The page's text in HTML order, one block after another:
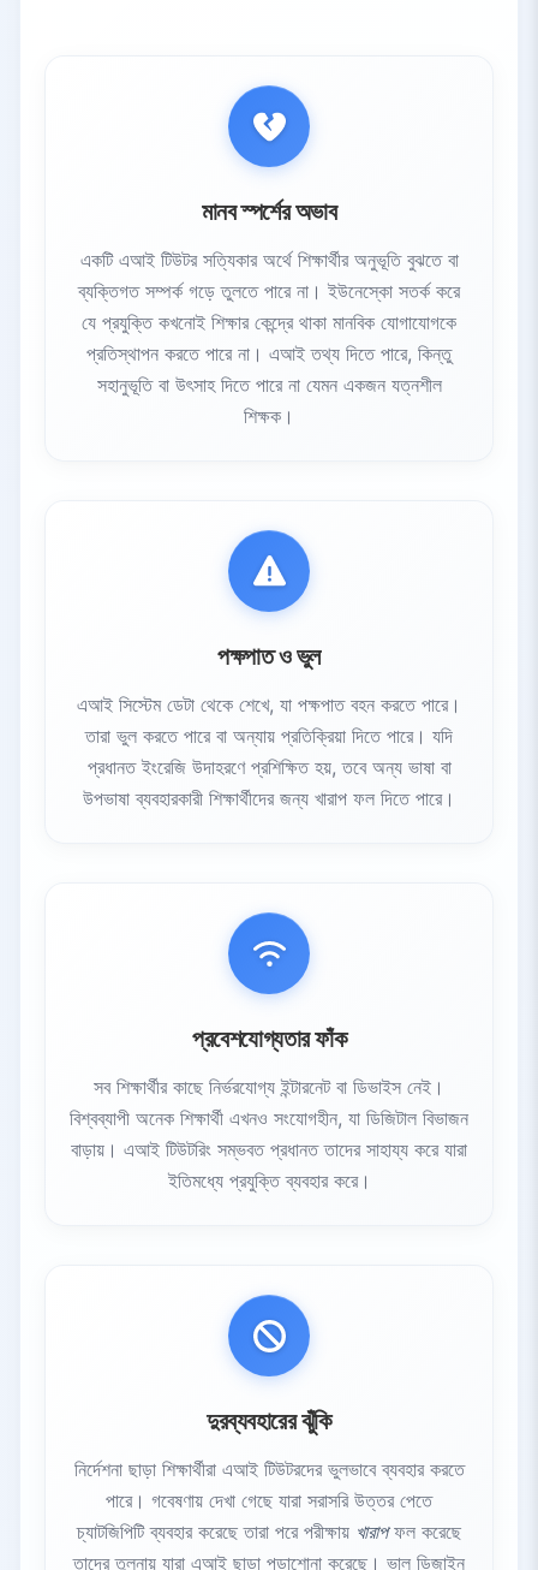
মানব স্পর্শের অভাব
একটি এআই টিউটর সত্যিকার অর্থে শিক্ষার্থীর অনুভূতি বুঝতে বা
ব্যক্তিগত সম্পর্ক গড়ে তুলতে পারে না। ইউনেস্কো সতর্ক করে
যে প্রযুক্তি কখনোই শিক্ষার কেন্দ্রে থাকা মানবিক যোগাযোগকে
প্রতিস্থাপন করতে পারে না। এআই তথ্য দিতে পারে, কিন্তু
সহানুভূতি বা উৎসাহ দিতে পারে না যেমন একজন যত্নশীল
শিক্ষক।
পক্ষপাত ও ভুল
এআই সিস্টেম ডেটা থেকে শেখে, যা পক্ষপাত বহন করতে পারে।
তারা ভুল করতে পারে বা অন্যায় প্রতিক্রিয়া দিতে পারে। যদি
প্রধানত ইংরেজি উদাহরণে প্রশিক্ষিত হয়, তবে অন্য ভাষা বা
উপভাষা ব্যবহারকারী শিক্ষার্থীদের জন্য খারাপ ফল দিতে পারে।
প্রবেশযোগ্যতার ফাঁক
সব শিক্ষার্থীর কাছে নির্ভরযোগ্য ইন্টারনেট বা ডিভাইস নেই।
বিশ্বব্যাপী অনেক শিক্ষার্থী এখনও সংযোগহীন, যা ডিজিটাল বিভাজন
বাড়ায়। এআই টিউটরিং সম্ভবত প্রধানত তাদের সাহায্য করে যারা
ইতিমধ্যে প্রযুক্তি ব্যবহার করে।
দুরব্যবহারের ঝুঁকি
নির্দেশনা ছাড়া শিক্ষার্থীরা এআই টিউটরদের ভুলভাবে ব্যবহার করতে
পারে। গবেষণায় দেখা গেছে যারা সরাসরি উত্তর পেতে
চ্যাটজিপিটি ব্যবহার করেছে তারা পরে পরীক্ষায় খারাপফল করেছে
তাদের তুলনায় যারা এআই ছাড়া পড়াশোনা করেছে। ভাল ডিজাইন